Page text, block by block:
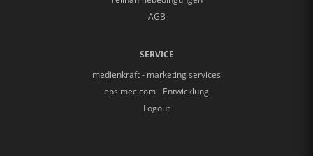
AGB
SERVICE
medienkraft - marketing services
epsimec.com - Entwicklung
Logout